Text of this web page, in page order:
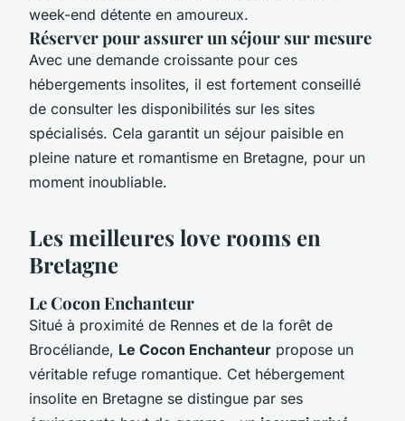
week-end détente en amoureux.
Réserver pour assurer un séjour sur mesure
Avec une demande croissante pour ces
hébergements insolites, il est fortement conseillé
de consulter les disponibilités sur les sites
spécialisés. Cela garantit un séjour paisible en
pleine nature et romantisme en Bretagne, pour un
moment inoubliable.
Les meilleures love rooms en
Bretagne
Le Cocon Enchanteur
Situé à proximité de Rennes et de la forêt de
Brocéliande, Le Cocon Enchanteur propose un
véritable refuge romantique. Cet hébergement
insolite en Bretagne se distingue par ses